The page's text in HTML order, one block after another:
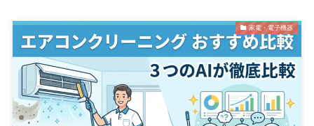
家電・電子機器